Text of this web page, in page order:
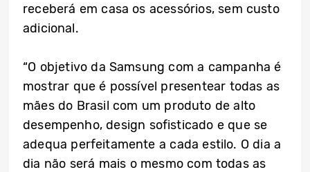
receberá em casa os acessórios, sem custo
adicional.
“O objetivo da Samsung com a campanha é
mostrar que é possível presentear todas as
mães do Brasil com um produto de alto
desempenho, design sofisticado e que se
adequa perfeitamente a cada estilo. O dia a
dia não será mais o mesmo com todas as